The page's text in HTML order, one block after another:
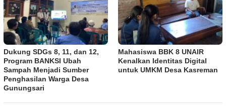
Dukung SDGs 8, 11, dan 12,
Program BANKSI Ubah
Sampah Menjadi Sumber
Penghasilan Warga Desa
Gunungsari
Mahasiswa BBK 8 UNAIR
Kenalkan Identitas Digital
untuk UMKM Desa Kasreman